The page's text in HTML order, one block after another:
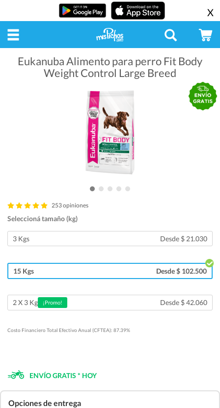
X
Eukanuba Alimento para perro Fit Body
Weight Control Large Breed
253 opiniones
Seleccioná tamaño (kg)
3 Kgs Desde $ 21.030
15 Kgs Desde $ 102.500
2 X 3 Kg ¡Promo! Desde $ 42.060
Costo Financiero Total Efectivo Anual (CFTEA): 87.39%
ENVÍO GRATIS * HOY
Opciones de entrega